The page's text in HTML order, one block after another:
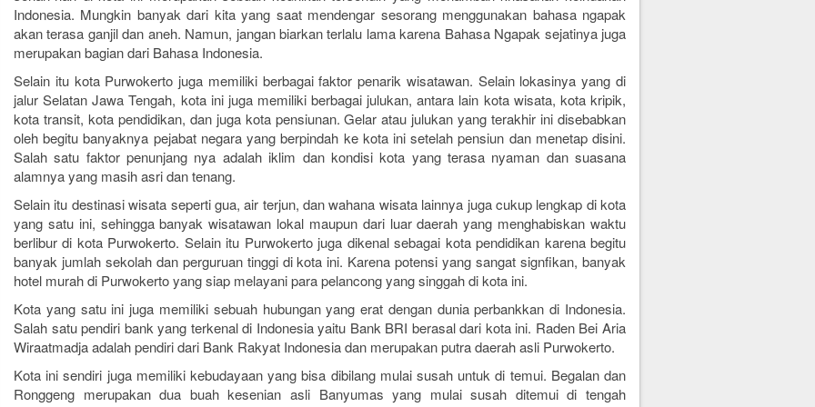
disediakan untuk memenuhi selera makan
tamu. Hidangan Indonesia disajikan untuk
makan pagi saja di jam tertentu. Tamu
dapat memesan makanan untuk dinikmati
makanan untuk makan siang dan makan
malam. Cahya Nirwana Hotel dapat menjadi
pilihan untuk akomodasi selama berada di
kota Purwokerto, layanan terbaik dan
fasilitas lengkap akan membuat tamu
merasakan pengalaman menginap yang
menyenangkan dan memuaskan. (TM)
dan kaca hias, kamar mandi dalam dengan
shower, dan beberapa kamar memiliki area
pemandangan. WiFi gratis juga tersedia di
tempat uum dan di kamar. Astro Hotel
mengijinkan anak anak untuk menginap,
anak anak yang menginap dikenai biaya.
Tamu dapat memesan untuk permintaan
tempat tidur tambahan dengan kapasitas
maksimal per kamarnya ialah 1 tempat
tidur. 1 Restaurant di tempat yang memiliki
area duduk dengan suasana kekeluargaan
disediakan untuk memenuhi selera makan
tamu. Hidangan Indonesia disajikan untuk
makan pagi saja di jam tertentu. Tamu
dapat memesan makanan untuk dinikmati
di dalam kamar. Hotel tidak menyediakan
makanan untuk makan siang dan makan
malam. Astro Hotel dapat menjadi pilihan
untuk akomodasi selama berada di kota
Purwokerto, layanan terbaik, harga
terjangkau, dan fasilitas lengkap akan
membuat tamu merasakan pengalaman
menginap yang menyenangkan dan
memuaskan. (TM)
Deluxe, Standart, Superior, dan Junior suite.
Tiap unit sudah dilengkapi dengan AC, TV,
sofa duduk, meja kerja, lemari baju dan
kaca hias, ketel listrik, kulkas, kamar mandi
beberapa kamar memiliki area
pemandangan. Tidak hanya fasilitas kamar
saja, beragam fasilitas penunjang dan
hiburan disediakan untuk kemudahan tamu
dalam beraktifitas dan menambah
kesenangan, seperti fasilitas bisnis dan
perjamuan, morning call, banquet hall,
karaoke, lounge, cleaning service, layanan
kamar, layanan kebersihan harian,
penyewaan mobil, laundry, dan layanan
wisata. Staff di meja depan dengan senang
hati akan membantu segala keperluan
tamu. Hotel Wisata Niaga mengijinkan anak-
anak untuk menginap, anak-anak tidak
diperbolehkan menginap di hotel. Tidak ada
kapasitas untuk tempat tidur tambahan di
memenuhi selera makan tamu. Hidangan
Indonesia disajikan untuk makan pagi,
makan siang, dan makan malam. Tersedia
berbagai hidangan lain seperti menu diet,
berbagai racikan kopi. Tamu juga dapat
memesan untuk menikmati makanan di
Indonesia. Mungkin banyak dari kita yang saat mendengar sesorang menggunakan bahasa ngapak
akan terasa ganjil dan aneh. Namun, jangan biarkan terlalu lama karena Bahasa Ngapak sejatinya juga
merupakan bagian dari Bahasa Indonesia.
Selain itu kota Purwokerto juga memiliki berbagai faktor penarik wisatawan. Selain lokasinya yang di
jalur Selatan Jawa Tengah, kota ini juga memiliki berbagai julukan, antara lain kota wisata, kota kripik,
kota transit, kota pendidikan, dan juga kota pensiunan. Gelar atau julukan yang terakhir ini disebabkan
oleh begitu banyaknya pejabat negara yang berpindah ke kota ini setelah pensiun dan menetap disini.
Salah satu faktor penunjang nya adalah iklim dan kondisi kota yang terasa nyaman dan suasana
alamnya yang masih asri dan tenang.
Selain itu destinasi wisata seperti gua, air terjun, dan wahana wisata lainnya juga cukup lengkap di kota
yang satu ini, sehingga banyak wisatawan lokal maupun dari luar daerah yang menghabiskan waktu
berlibur di kota Purwokerto. Selain itu Purwokerto juga dikenal sebagai kota pendidikan karena begitu
banyak jumlah sekolah dan perguruan tinggi di kota ini. Karena potensi yang sangat signfikan, banyak
hotel murah di Purwokerto yang siap melayani para pelancong yang singgah di kota ini.
Kota yang satu ini juga memiliki sebuah hubungan yang erat dengan dunia perbankkan di Indonesia.
Salah satu pendiri bank yang terkenal di Indonesia yaitu Bank BRI berasal dari kota ini. Raden Bei Aria
Wiraatmadja adalah pendiri dari Bank Rakyat Indonesia dan merupakan putra daerah asli Purwokerto.
Kota ini sendiri juga memiliki kebudayaan yang bisa dibilang mulai susah untuk di temui. Begalan dan
Ronggeng merupakan dua buah kesenian asli Banyumas yang mulai susah ditemui di tengah